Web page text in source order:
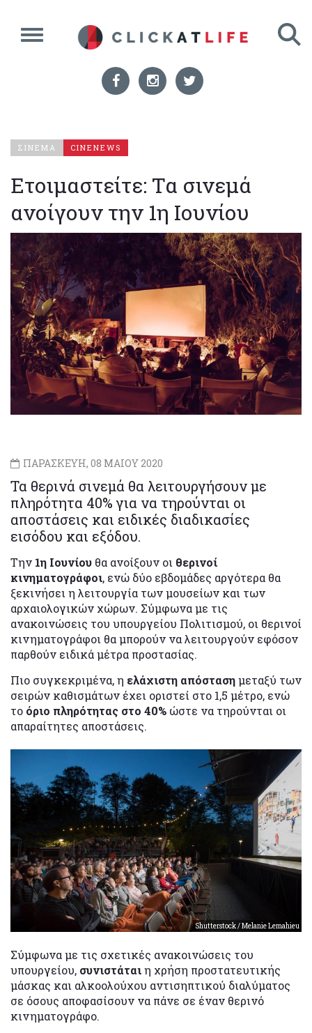
ΣΙΝΕΜΑ CINENEWS
Ετοιμαστείτε: Τα σινεμά
ανοίγουν την 1η Ιουνίου
ΠΑΡΑΣΚΕΥΗ, 08 ΜΑΙΟΥ 2020
Τα θερινά σινεμά θα λειτουργήσουν με
πληρότητα 40% για να τηρούνται οι
αποστάσεις και ειδικές διαδικασίες
εισόδου και εξόδου.
Την 1η Ιουνίου θα ανοίξουν οι θερινοί
κινηματογράφοι, ενώ δύο εβδομάδες αργότερα θα
ξεκινήσει η λειτουργία των μουσείων και των
αρχαιολογικών χώρων. Σύμφωνα με τις
ανακοινώσεις του υπουργείου Πολιτισμού, οι θερινοί
κινηματογράφοι θα μπορούν να λειτουργούν εφόσον
παρθούν ειδικά μέτρα προστασίας.
Πιο συγκεκριμένα, η ελάχιστη απόστασημεταξύ των
σειρών καθισμάτων έχει οριστεί στο 1,5 μέτρο, ενώ
το όριο πληρότητας στο 40% ώστε να τηρούνται οι
απαραίτητες αποστάσεις.
Shutterstock / Melanie Lemahieu
Σύμφωνα με τις σχετικές ανακοινώσεις του
υπουργείου, συνιστάταιη χρήση προστατευτικής
μάσκας και αλκοολούχου αντισηπτικού διαλύματος
σε όσους αποφασίσουν να πάνε σε έναν θερινό
κινηματογράφο.